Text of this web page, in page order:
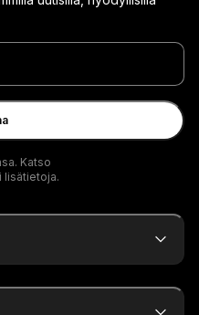
Katso
lisätietoja.